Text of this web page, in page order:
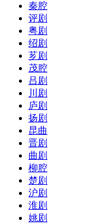
秦腔
评剧
粤剧
绍剧
芗剧
茂腔
吕剧
川剧
庐剧
扬剧
昆曲
晋剧
曲剧
柳腔
楚剧
沪剧
淮剧
姚剧